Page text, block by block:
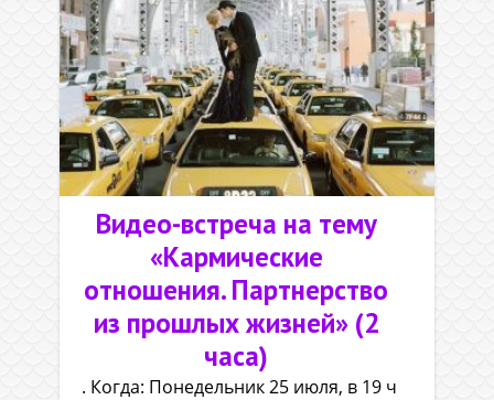
Видео-встреча на тему
«Кармические
отношения. Партнерство
из прошлых жизней» (2
часа)
. Когда: Понедельник 25 июля, в 19 ч